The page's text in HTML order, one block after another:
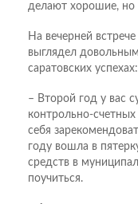
делают хорошие, но
На вечерней
выглядел
саратовских успехах:
– Второй год у вас
контрольно-
себя
году вошла в
средств в
поучиться.